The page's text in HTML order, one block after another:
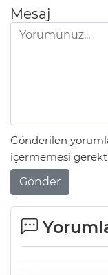
Mesaj
Gönderilen
içermemesi
Gönder